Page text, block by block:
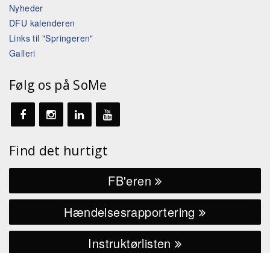
Nyheder
DFU kalenderen
Links til "Springeren"
Galleri
Følg os på SoMe
Find det hurtigt
FB'eren
Hændelsesrapportering
Instruktørlisten